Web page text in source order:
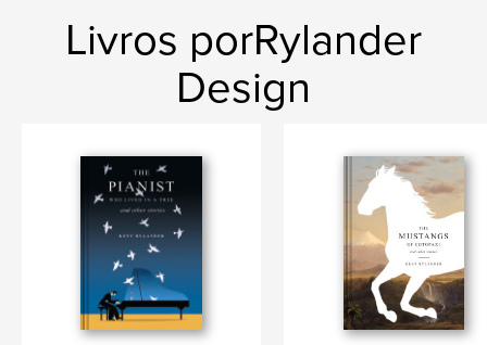
Livros porRylander
Design